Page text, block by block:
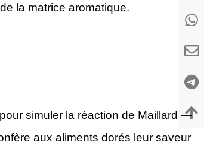
la matrice aromatique.
simuler la réaction de Maillard —
aux aliments dorés leur saveur